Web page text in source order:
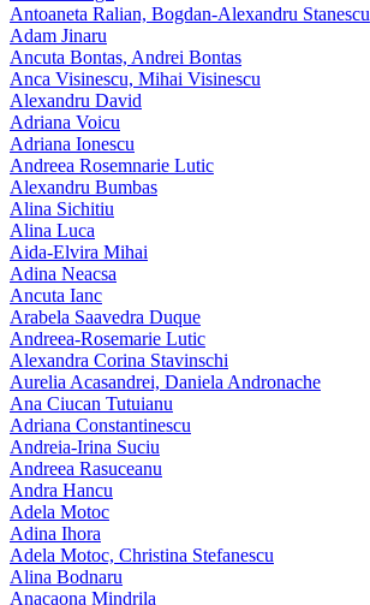
Antoaneta Ralian, Bogdan-Alexandru Stanescu
Adam Jinaru
Ancuta Bontas, Andrei Bontas
Anca Visinescu, Mihai Visinescu
Alexandru David
Adriana Voicu
Adriana Ionescu
Andreea Rosemnarie Lutic
Alexandru Bumbas
Alina Sichitiu
Alina Luca
Aida-Elvira Mihai
Adina Neacsa
Ancuta Ianc
Arabela Saavedra Duque
Andreea-Rosemarie Lutic
Alexandra Corina Stavinschi
Aurelia Acasandrei, Daniela Andronache
Ana Ciucan Tutuianu
Adriana Constantinescu
Andreia-Irina Suciu
Andreea Rasuceanu
Andra Hancu
Adela Motoc
Adina Ihora
Adela Motoc, Christina Stefanescu
Alina Bodnaru
Anacaona Mindrila